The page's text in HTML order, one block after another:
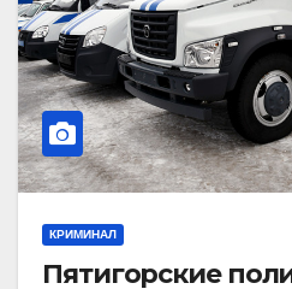
КРИМИНАЛ
Пятигорские